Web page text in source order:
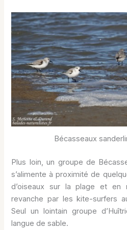
Bécasseaux
Plus loin, un groupe de
s’alimente à proximité de
d’oiseaux sur la plage et en
revanche par les kite-surfers
Seul un lointain groupe
langue de sable.